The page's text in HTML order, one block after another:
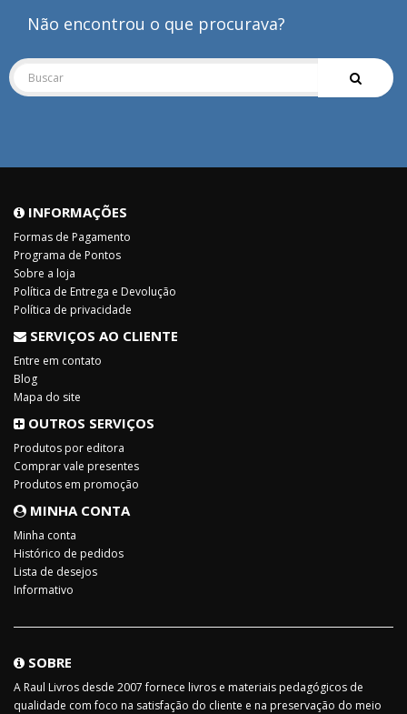
Não encontrou o que procurava?
INFORMAÇÕES
Formas de Pagamento
Programa de Pontos
Sobre a loja
Política de Entrega e Devolução
Política de privacidade
SERVIÇOS AO CLIENTE
Entre em contato
Blog
Mapa do site
OUTROS SERVIÇOS
Produtos por editora
Comprar vale presentes
Produtos em promoção
MINHA CONTA
Minha conta
Histórico de pedidos
Lista de desejos
Informativo
SOBRE
A Raul Livros desde 2007 fornece livros e materiais pedagógicos de
qualidade com foco na satisfação do cliente e na preservação do meio